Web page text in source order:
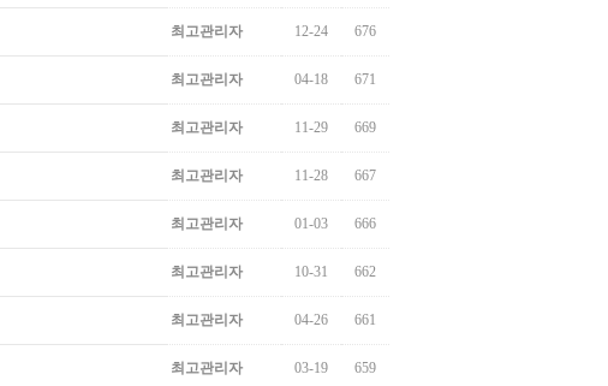
최고관리자 12-24 676
최고관리자 04-18 671
최고관리자 11-29 669
최고관리자 11-28 667
최고관리자 01-03 666
최고관리자 10-31 662
최고관리자 04-26 661
최고관리자 03-19 659